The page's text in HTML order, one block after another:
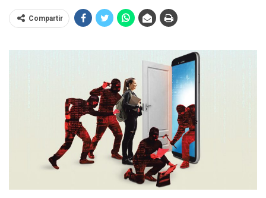
Compartir